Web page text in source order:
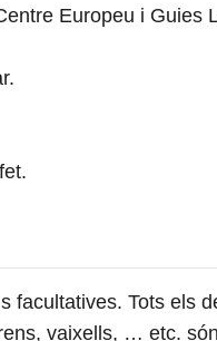
Europeu i Guies
facultatives. Tots els
vaixells, … etc. són